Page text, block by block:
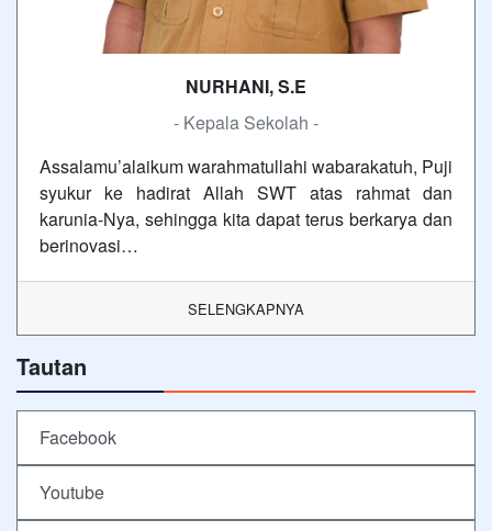
NURHANI, S.E
- Kepala Sekolah -
Assalamu’alaikum warahmatullahi wabarakatuh, Puji
syukur ke hadirat Allah SWT atas rahmat dan
karunia-Nya, sehingga kita dapat terus berkarya dan
berinovasi…
SELENGKAPNYA
Tautan
Facebook
Youtube